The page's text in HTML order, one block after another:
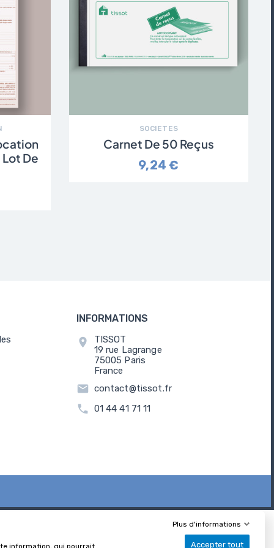
De
SOCIETES
Carnet De 50 Reçus
9,24 €
INFORMATIONS
location_on
TISSOT
19 rue Lagrange
75005 Paris
France
email contact@tissot.fr
call 01 44 41 71 11
information, qui pourrait
Plus d'informations
Accepter tout